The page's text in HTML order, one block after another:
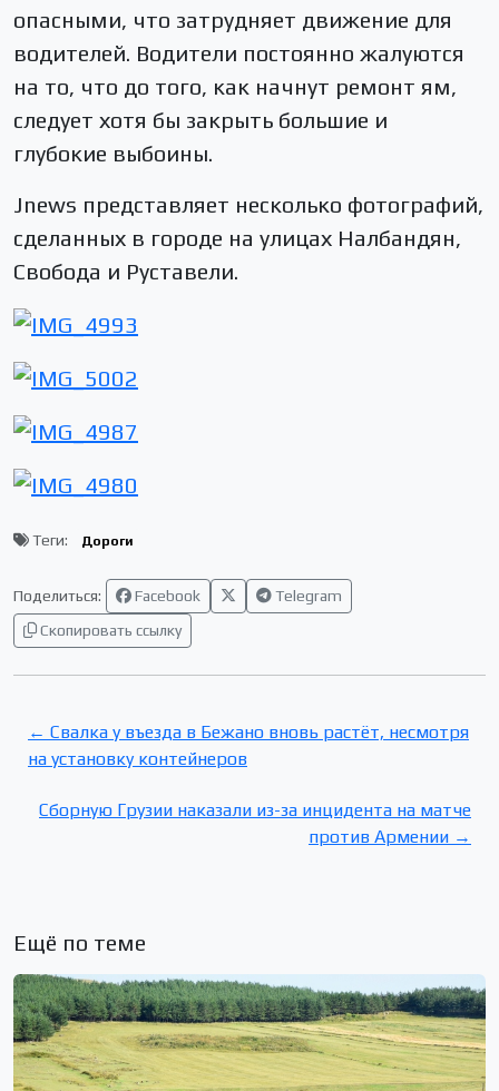
опасными, что затрудняет движение для
водителей. Водители постоянно жалуются
на то, что до того, как начнут ремонт ям,
следует хотя бы закрыть большие и
глубокие выбоины.
Jnews представляет несколько фотографий,
сделанных в городе на улицах Налбандян,
Свобода и Руставели.
Теги: Дороги
Поделиться: Facebook
Telegram
Скопировать ссылку
← Свалка у въезда в Бежано вновь растёт, несмотря
на установку контейнеров
Сборную Грузии наказали из-за инцидента на матче
против Армении →
Ещё по теме